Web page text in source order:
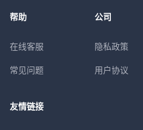
帮助
在线客服
常见问题
公司
隐私政策
用户协议
友情链接